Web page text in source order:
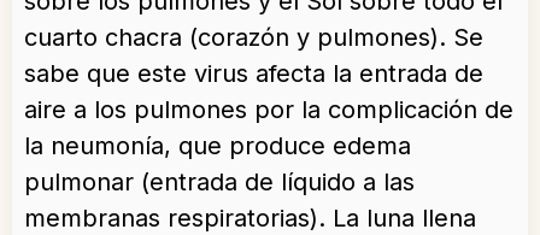
cuarto chacra (corazón y pulmones). Se
sabe que este virus afecta la entrada de
aire a los pulmones por la complicación de
la neumonía, que produce edema
pulmonar (entrada de líquido a las
membranas respiratorias). La luna llena